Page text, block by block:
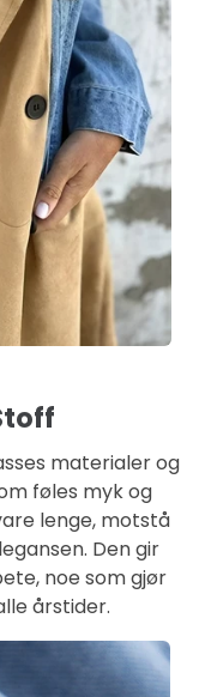
materialer og
føles myk og
lenge, motstå
Den gir
noe som gjør
årstider.